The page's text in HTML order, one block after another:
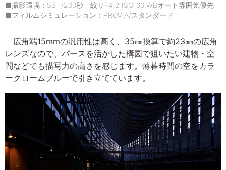
■撮影環境：SS 1/200秒 絞りF4.2 ISO160 WBオート雰囲気優先
■フィルムシミュレーション：PROVIA/スタンダード
広角端15mmの汎用性は高く、35㎜換算で約23㎜の広角
レンズなので、パースを活かした構図で狙いたい建物・空
間などでも描写力の高さを感じます。薄暮時間の空をカラ
ークロームブルーで引き立てています。